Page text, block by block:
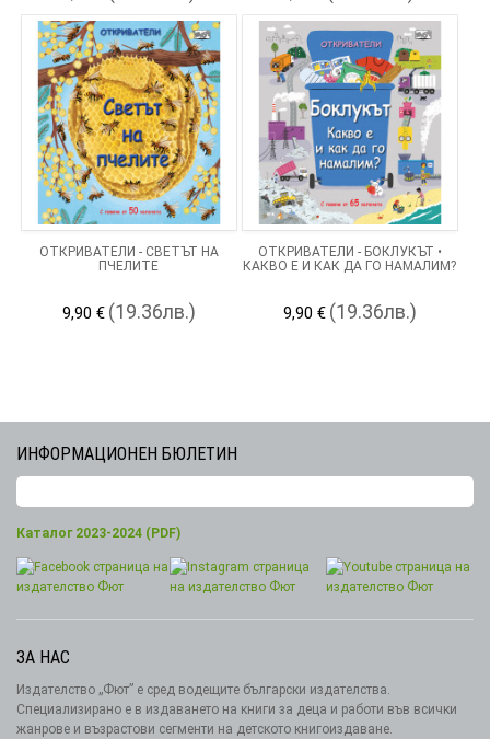
ОТКРИВАТЕЛИ - СВЕТЪТ НА
ПЧЕЛИТЕ
9,90 € (19.36лв.)
ОТКРИВАТЕЛИ - БОКЛУКЪТ •
КАКВО Е И КАК ДА ГО НАМАЛИМ?
9,90 € (19.36лв.)
ИНФОРМАЦИОНЕН БЮЛЕТИН
Каталог 2023-2024 (PDF)
ЗА НАС
Издателство „Фют” е сред водещите български издателства.
Специализирано е в издаването на книги за деца и работи във всички
жанрове и възрастови сегменти на детското книгоиздаване.